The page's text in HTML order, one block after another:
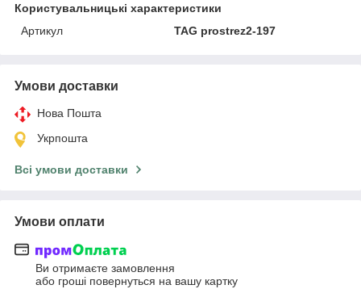
Користувальницькі характеристики
Артикул
TAG prostrez2-197
Умови доставки
Нова Пошта
Укрпошта
Всі умови доставки
Умови оплати
Ви отримаєте замовлення
або гроші повернуться на вашу картку